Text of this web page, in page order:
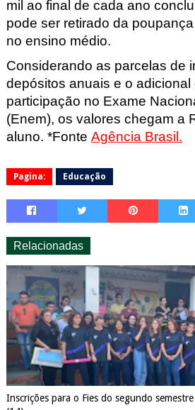
mil ao final de cada ano
pode ser retirado da
no ensino médio.
Considerando as parcelas de
depósitos anuais e o
participação no Exame
(Enem), os valores chegam a
aluno. *Fonte Agência Brasil .
Pagina: Educação
Relacionadas
Inscrições para o Fies do segundo